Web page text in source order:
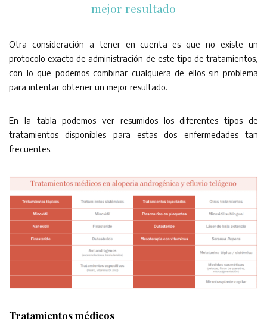
mejor resultado
Otra consideración a tener en cuenta es que no existe un
protocolo exacto de administración de este tipo de tratamientos,
con lo que podemos combinar cualquiera de ellos sin problema
para intentar obtener un mejor resultado.
En la tabla podemos ver resumidos los diferentes tipos de
tratamientos disponibles para estas dos enfermedades tan
frecuentes.
Tratamientos médicos